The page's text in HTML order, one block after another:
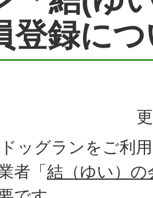
登録に
ッグランをご利
者「 結（ゆい）